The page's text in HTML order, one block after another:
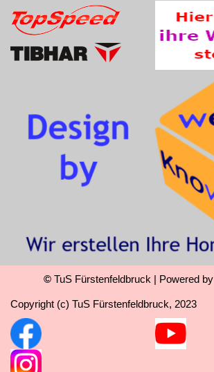
© TuS Fürstenfeldbruck | Powered by
Copyright (c) TuS Fürstenfeldbruck, 2023